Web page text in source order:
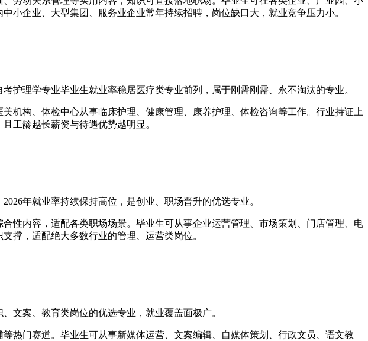
小企业、大型集团、服务业企业常年持续招聘，岗位缺口大，就业竞争压力小。
护理学专业毕业生就业率稳居医疗类专业前列，属于刚需刚需、永不淘汰的专业。
机构、体检中心从事临床护理、健康管理、康养护理、体检咨询等工作。行业持证上
工龄越长薪资与待遇优势越明显。
年就业率持续保持高位，是创业、职场晋升的优选专业。
性内容，适配各类职场场景。毕业生可从事企业运营管理、市场策划、门店管理、电
撑，适配绝大多数行业的管理、运营类岗位。
文案、教育类岗位的优选专业，就业覆盖面极广。
热门赛道。毕业生可从事新媒体运营、文案编辑、自媒体策划、行政文员、语文教